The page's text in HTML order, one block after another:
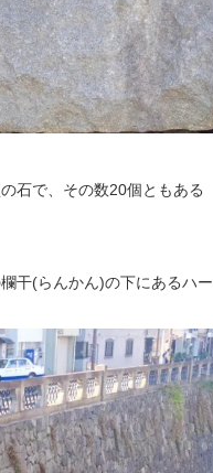
石で、その数20個ともある
干(らんかん)の下にあるハー